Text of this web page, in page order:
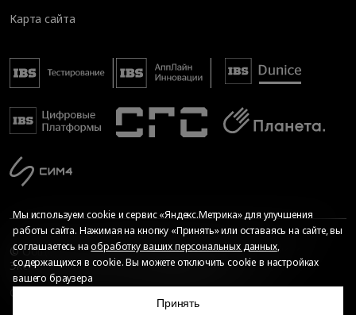
Карта сайта
© Общество с ограниченной ответственностью «ИБС
Экспертиза», 2026. Все права защищены
Мы используем cookie и сервис «Яндекс.Метрика» для улучшения
работы сайта. Нажимая на кнопку «Принять» или оставаясь на сайте, вы
соглашаетесь наобработку ваших персональных данных,
содержащихся в cookie. Вы можете отключить cookie в настройках
вашего браузера
Принять